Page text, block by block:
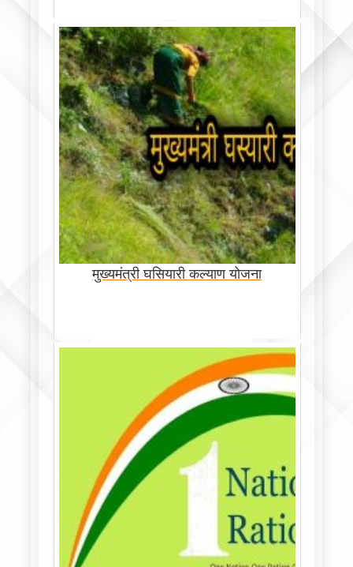
मुख्यमंत्री घसियारी कल्याण योजना